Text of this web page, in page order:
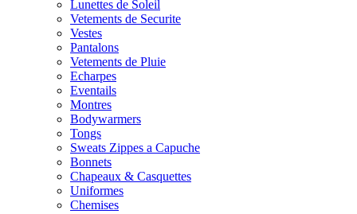
Lunettes de Soleil
Vetements de Securite
Vestes
Pantalons
Vetements de Pluie
Echarpes
Eventails
Montres
Bodywarmers
Tongs
Sweats Zippes a Capuche
Bonnets
Chapeaux & Casquettes
Uniformes
Chemises